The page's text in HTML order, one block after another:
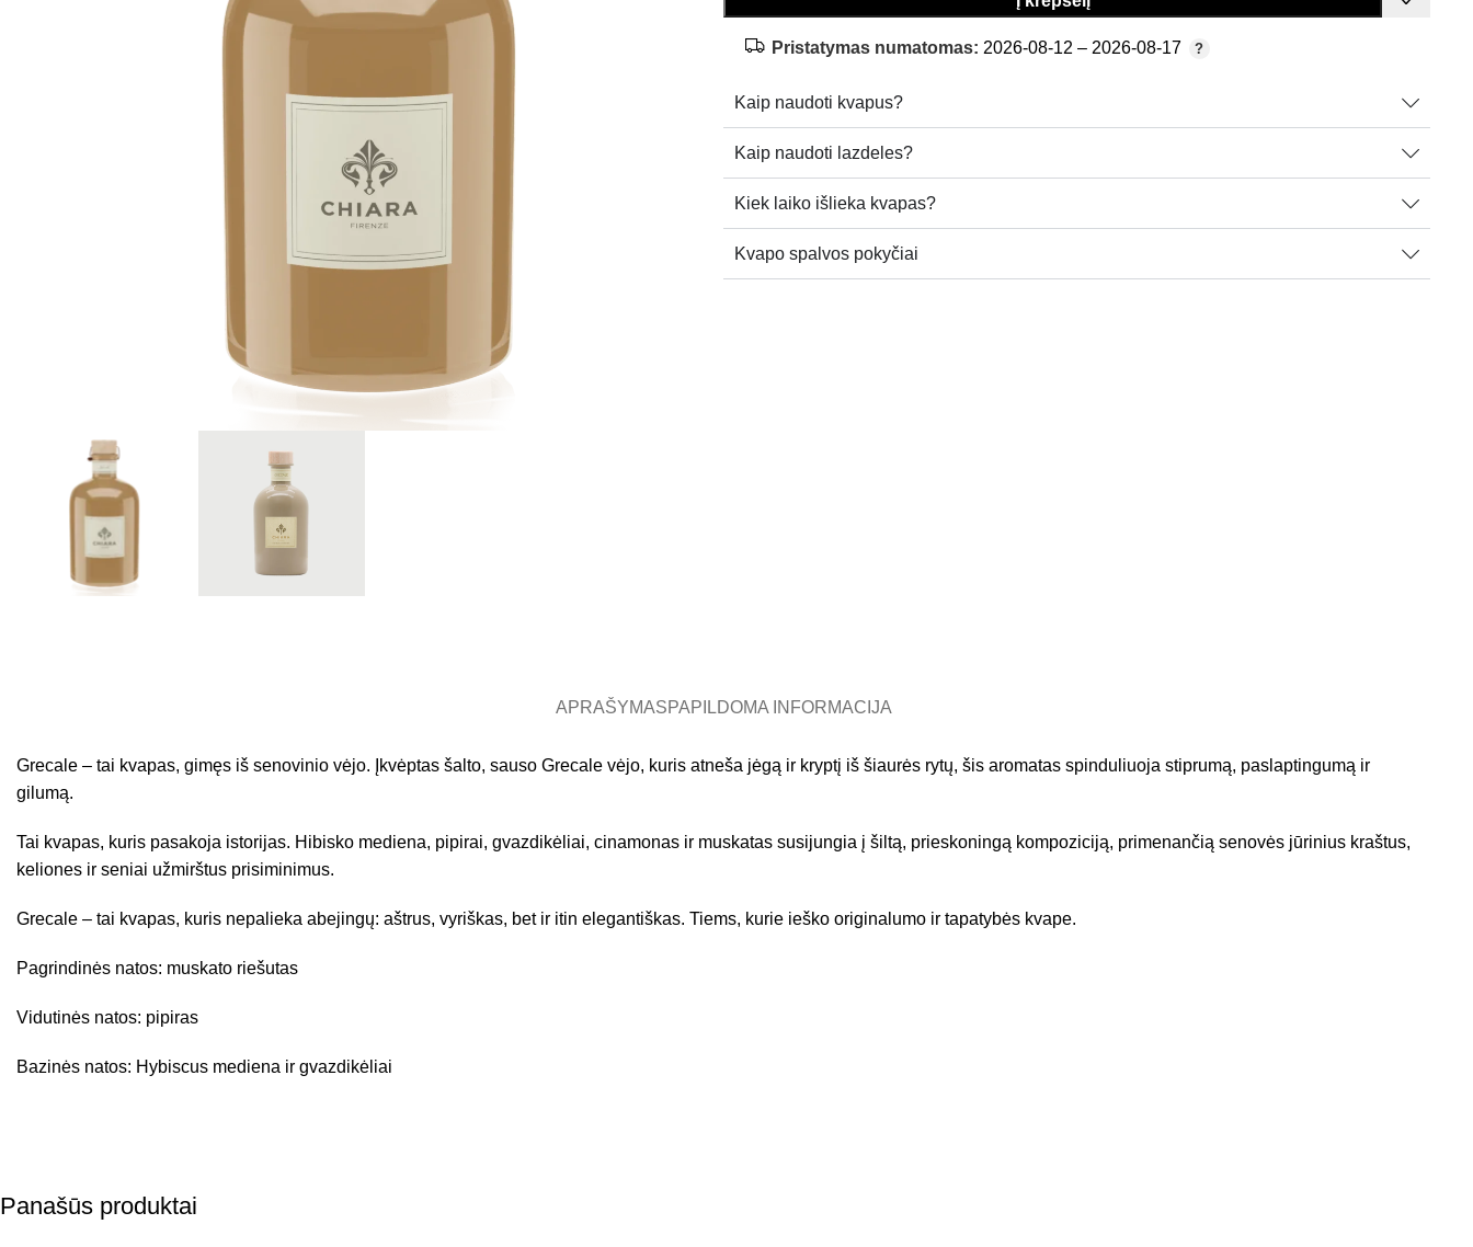
Pristatymas numatomas: 2026-08-12 – 2026-08-17
Kaip naudoti kvapus?
Kaip naudoti lazdeles?
Kiek laiko išlieka kvapas?
Kvapo spalvos pokyčiai
APRAŠYMASPAPILDOMA INFORMACIJA
Grecale – tai kvapas, gimęs iš senovinio vėjo. Įkvėptas šalto, sauso Grecale vėjo, kuris atneša jėgą ir kryptį iš šiaurės rytų, šis aromatas spinduliuoja stiprumą, paslaptingumą ir
gilumą.
Tai kvapas, kuris pasakoja istorijas. Hibisko mediena, pipirai, gvazdikėliai, cinamonas ir muskatas susijungia į šiltą, prieskoningą kompoziciją, primenančią senovės jūrinius kraštus,
keliones ir seniai užmirštus prisiminimus.
Grecale – tai kvapas, kuris nepalieka abejingų: aštrus, vyriškas, bet ir itin elegantiškas. Tiems, kurie ieško originalumo ir tapatybės kvape.
Pagrindinės natos: muskato riešutas
Vidutinės natos: pipiras
Bazinės natos: Hybiscus mediena ir gvazdikėliai
Panašūs produktai